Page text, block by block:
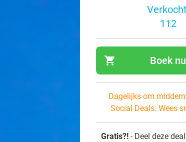
112
shopping_cart Boek nu
Dagelijks om
Social Deals. Wees
Gratis?! - Deel deze